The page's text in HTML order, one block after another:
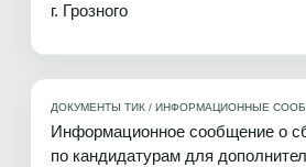
г. Грозного
ДОКУМЕНТЫ ТИК / ИНФОРМАЦИОННЫЕ
Информационное сообщение о
по кандидатурам для